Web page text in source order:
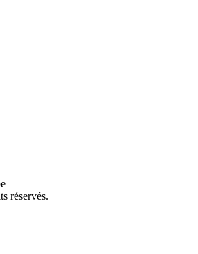
réservés.